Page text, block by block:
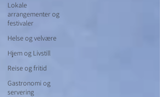
Lokale
arrangementer og
festivaler
Helse og velvære
Hjem og Livstill
Reise og fritid
Gastronomi og
servering